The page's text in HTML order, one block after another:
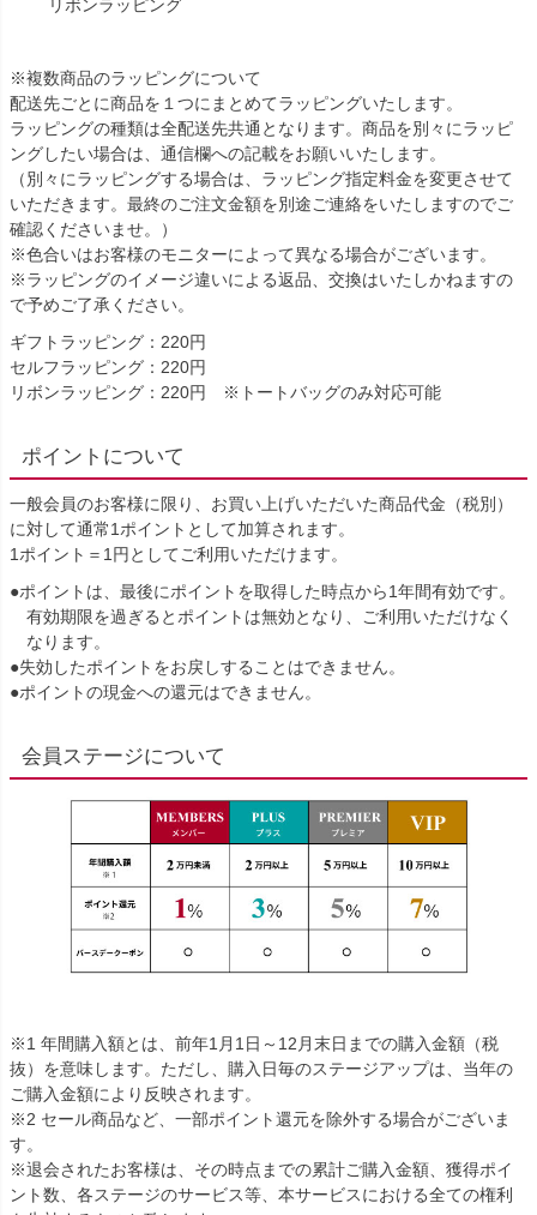
リボンラッピング
※複数商品のラッピングについて
配送先ごとに商品を１つにまとめてラッピングいたします。
ラッピングの種類は全配送先共通となります。商品を別々にラッピ
ングしたい場合は、通信欄への記載をお願いいたします。
（別々にラッピングする場合は、ラッピング指定料金を変更させて
いただきます。最終のご注文金額を別途ご連絡をいたしますのでご
確認くださいませ。）
※色合いはお客様のモニターによって異なる場合がございます。
※ラッピングのイメージ違いによる返品、交換はいたしかねますの
で予めご了承ください。
ギフトラッピング：220円
セルフラッピング：220円
リボンラッピング：220円 ※トートバッグのみ対応可能
ポイントについて
一般会員のお客様に限り、お買い上げいただいた商品代金（税別）
に対して通常1ポイントとして加算されます。
1ポイント＝1円としてご利用いただけます。
●ポイントは、最後にポイントを取得した時点から1年間有効です。
有効期限を過ぎるとポイントは無効となり、ご利用いただけなく
なります。
●失効したポイントをお戻しすることはできません。
●ポイントの現金への還元はできません。
会員ステージについて
※1 年間購入額とは、前年1月1日～12月末日までの購入金額（税
抜）を意味します。ただし、購入日毎のステージアップは、当年の
ご購入金額により反映されます。
※2 セール商品など、一部ポイント還元を除外する場合がございま
す。
※退会されたお客様は、その時点までの累計ご購入金額、獲得ポイ
ント数、各ステージのサービス等、本サービスにおける全ての権利